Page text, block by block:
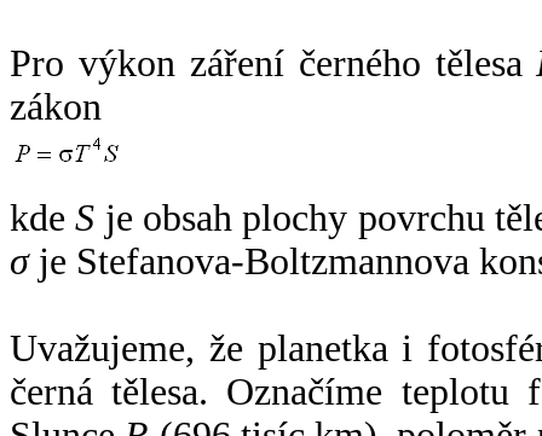
Pro výkon záření černého tělesa
zákon
kdeS je obsah plochy povrchu
σje Stefanova-Boltzmannova
Uvažujeme, že planetka i
černá tělesa. Označíme